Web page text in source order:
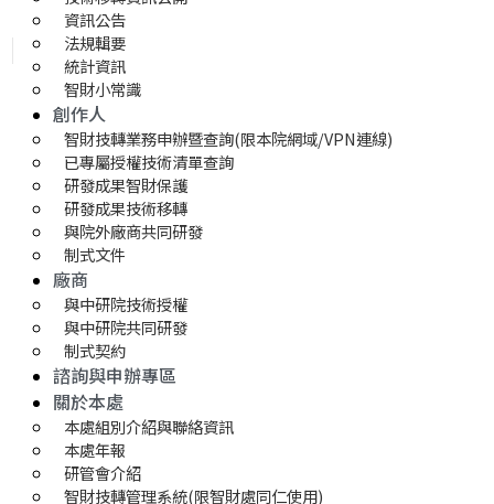
資訊公告
法規輯要
統計資訊
智財小常識
創作人
智財技轉業務申辦暨查詢(限本院網域/VPN連線)
已專屬授權技術清單查詢
研發成果智財保護
研發成果技術移轉
與院外廠商共同研發
制式文件
廠商
與中研院技術授權
與中研院共同研發
制式契約
諮詢與申辦專區
關於本處
本處組別介紹與聯絡資訊
本處年報
研管會介紹
智財技轉管理系統(限智財處同仁使用)